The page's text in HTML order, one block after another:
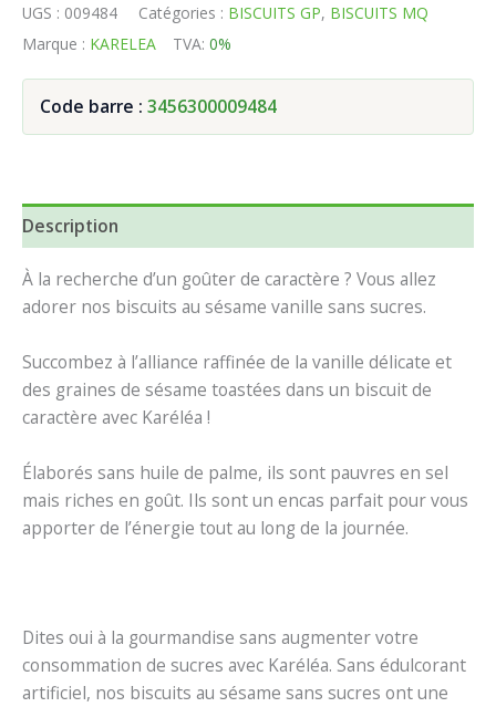
UGS : 009484 Catégories : BISCUITS GP, BISCUITS MQ
Marque : KARELEA TVA: 0%
Code barre : 3456300009484
Description
À la recherche d’un goûter de caractère ? Vous allez
adorer nos biscuits au sésame vanille sans sucres.
Succombez à l’alliance raffinée de la vanille délicate et
des graines de sésame toastées dans un biscuit de
caractère avec Karéléa !
Élaborés sans huile de palme, ils sont pauvres en sel
mais riches en goût. Ils sont un encas parfait pour vous
apporter de l’énergie tout au long de la journée.
Dites oui à la gourmandise sans augmenter votre
consommation de sucres avec Karéléa. Sans édulcorant
artificiel, nos biscuits au sésame sans sucres ont une